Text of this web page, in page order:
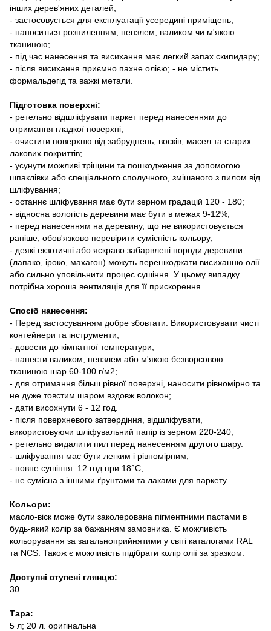
інших дерев'яних деталей;
- застосовується для експлуатації усередині приміщень;
- наноситься розпиленням, пензлем, валиком чи м'якою
тканиною;
- під час нанесення та висихання має легкий запах скипидару;
- після висихання приємно пахне олією; - не містить
формальдегід та важкі метали.
Підготовка поверхні:
- ретельно відшліфувати паркет перед нанесенням до
отримання гладкої поверхні;
- очистити поверхню від забруднень, восків, масел та старих
лакових покриттів;
- усунути можливі тріщини та пошкодження за допомогою
шпаклівки або спеціального сполучного, змішаного з пилом від
шліфування;
- останнє шліфування має бути зерном градацій 120 - 180;
- відносна вологість деревини має бути в межах 9-12%;
- перед нанесенням на деревину, що не використовується
раніше, обов'язково перевірити сумісність кольору;
- деякі екзотичні або яскраво забарвлені породи деревини
(лапако, іроко, махагон) можуть перешкоджати висиханню олії
або сильно уповільнити процес сушіння. У цьому випадку
потрібна хороша вентиляція для її прискорення.
Спосіб нанесення:
- Перед застосуванням добре збовтати. Використовувати чисті
контейнери та інструменти;
- довести до кімнатної температури;
- нанести валиком, пензлем або м'якою безворсовою
тканиною шар 60-100 г/м2;
- для отримання більш рівної поверхні, наносити рівномірно та
не дуже товстим шаром вздовж волокон;
- дати висохнути 6 - 12 год.
- після поверхневого затвердіння, відшліфувати,
використовуючи шліфувальний папір із зерном 220-240;
- ретельно видалити пил перед нанесенням другого шару.
- шліфування має бути легким і рівномірним;
- повне сушіння: 12 год при 18°C;
- не сумісна з іншими ґрунтами та лаками для паркету.
Кольори:
масло-віск може бути заколерована пігментними пастами в
будь-який колір за бажанням замовника. Є можливість
кольорування за загальноприйнятими у світі каталогами RAL
та NCS. Також є можливість підібрати колір олії за зразком.
Доступні ступені глянцю:
30
Тара:
5 л; 20 л. оригінальна